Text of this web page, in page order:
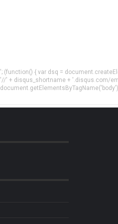
'; (function() { var dsq =
'//' + disqus_shortname + '.disqus.com/